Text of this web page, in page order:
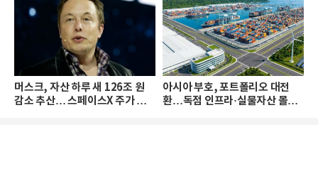
머스크, 자산 하루 새 126조 원
감소 추산… 스페이스X 주가 하
아시아 부호, 포트폴리오 대전
환…독점 인프라·실물자산 몰린